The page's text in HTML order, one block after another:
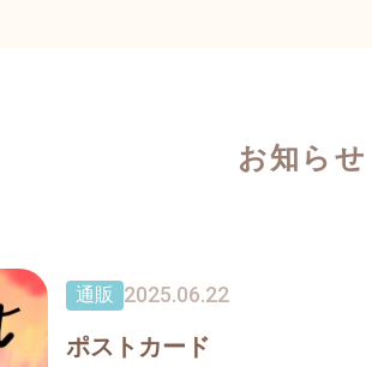
お知らせ
通販 2025.06.22
ポストカード